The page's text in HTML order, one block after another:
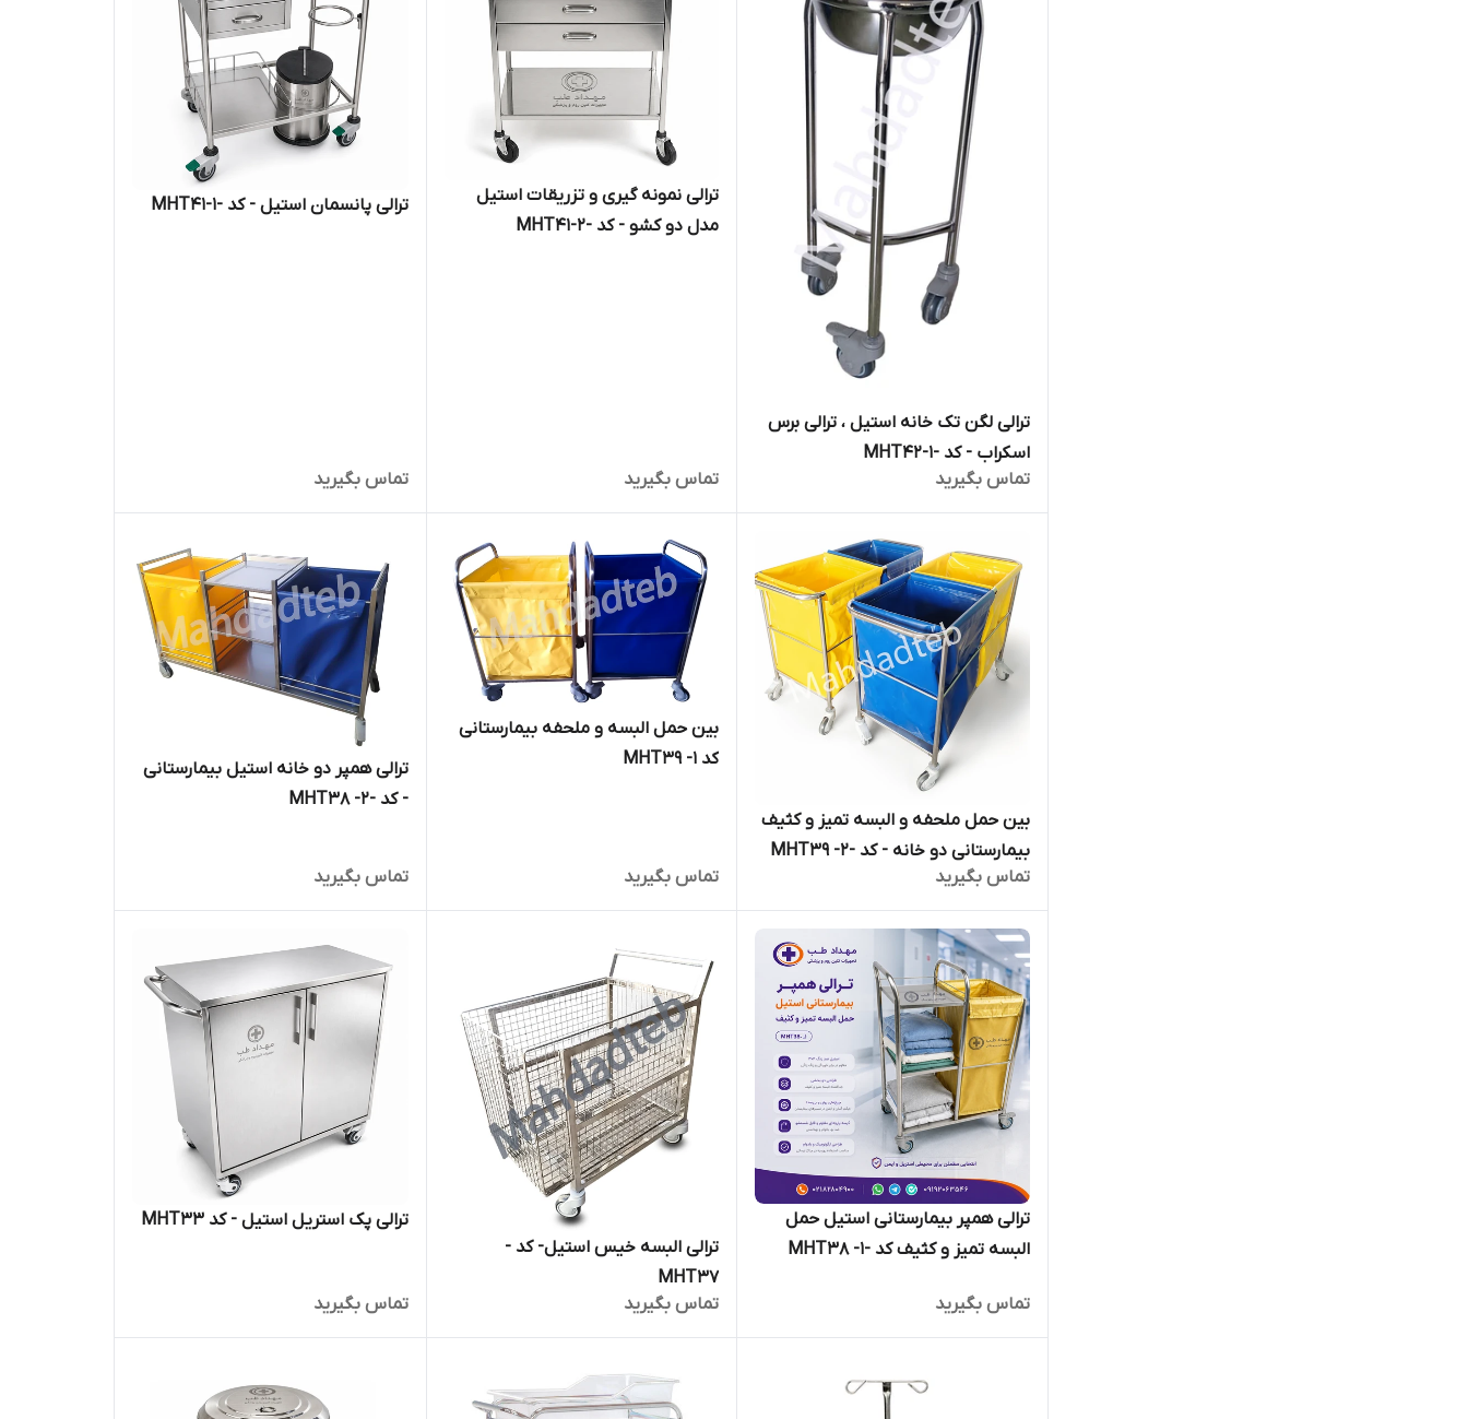
ترالی لگن تک خانه استیل ، ترالی برس
اسکراب - کد -MHT42-1
تماس بگیرید
ترالی نمونه گیری و تزریقات استیل
مدل دو کشو - کد -MHT41-2
تماس بگیرید
ترالی پانسمان استیل - کد -MHT41-1
تماس بگیرید
بین حمل ملحفه و البسه تمیز و کثیف
بیمارستانی دو خانه - کد -MHT39 -2
تماس بگیرید
بین حمل البسه و ملحفه بیمارستانی
کد MHT39 -1
تماس بگیرید
ترالی همپر دو خانه استیل بیمارستانی
- کد -MHT38 -2
تماس بگیرید
ترالی همپر بیمارستانی استیل حمل
البسه تمیز و کثیف کد -MHT38 -1
تماس بگیرید
ترالی البسه خیس استیل- کد -
MHT37
تماس بگیرید
ترالی پک استریل استیل - کد MHT33
تماس بگیرید